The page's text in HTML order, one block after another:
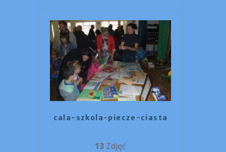
cala-szkola-piecze-ciasta
13 Zdjęć